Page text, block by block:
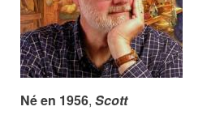
Né en 1956, Scott